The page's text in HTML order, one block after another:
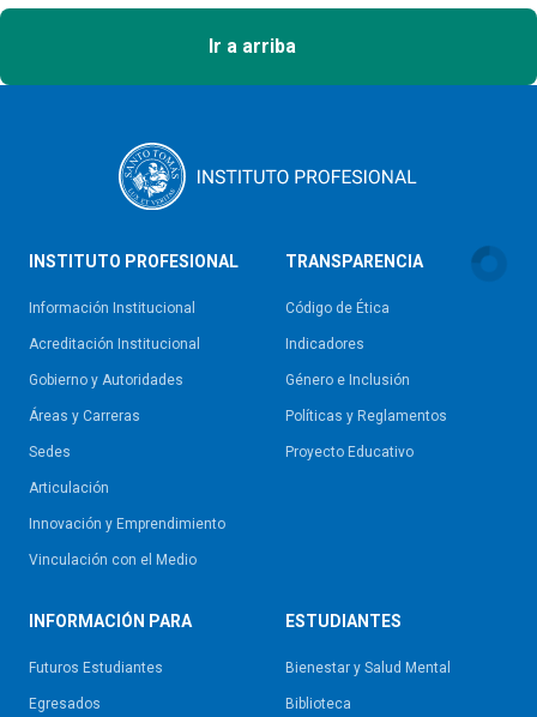
Ir a arriba
INSTITUTO PROFESIONAL
Información Institucional
Acreditación Institucional
Gobierno y Autoridades​
Áreas y Carreras
Sedes
Articulación
Innovación y Emprendimiento
Vinculación con el Medio
TRANSPARENCIA
Código de Ética
Indicadores
Género e Inclusión
Políticas y Reglamentos​
Proyecto Educativo
INFORMACIÓN PARA
Futuros Estudiantes
Egresados
ESTUDIANTES
Bienestar y Salud Mental
Biblioteca